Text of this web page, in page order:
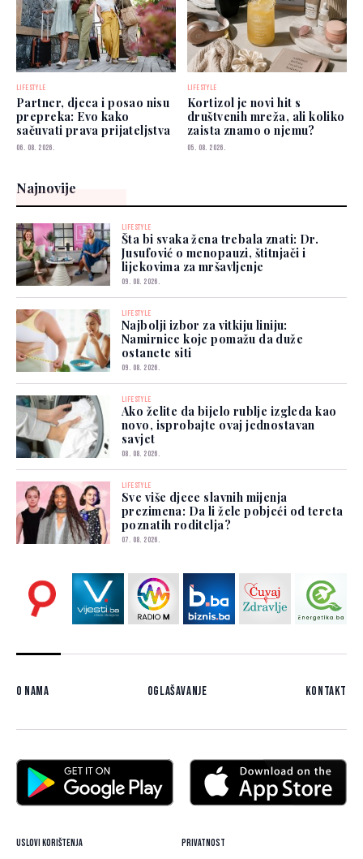
LIFESTYLE
Partner, djeca i posao nisu
prepreka: Evo kako
sačuvati prava prijateljstva
06. 08. 2026.
LIFESTYLE
Kortizol je novi hit s
društvenih mreža, ali koliko
zaista znamo o njemu?
05. 08. 2026.
Najnovije
LIFESTYLE
Šta bi svaka žena trebala znati: Dr.
Jusufović o menopauzi, štitnjači i
lijekovima za mršavljenje
09. 08. 2026.
LIFESTYLE
Najbolji izbor za vitkiju liniju:
Namirnice koje pomažu da duže
ostanete siti
09. 08. 2026.
LIFESTYLE
Ako želite da bijelo rublje izgleda kao
novo, isprobajte ovaj jednostavan
savjet
08. 08. 2026.
LIFESTYLE
Sve više djece slavnih mijenja
prezimena: Da li žele pobjeći od tereta
poznatih roditelja?
07. 08. 2026.
O nama Oglašavanje Kontakt
Uslovi korištenja Privatnost